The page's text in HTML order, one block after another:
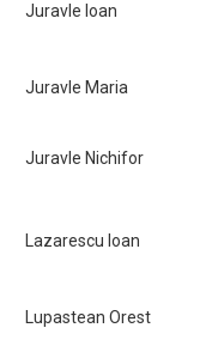
Juravle Ioan
Juravle Maria
Juravle Nichifor
Lazarescu Ioan
Lupastean Orest